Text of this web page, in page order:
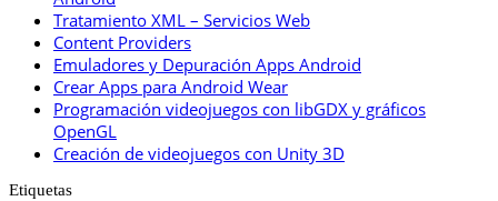
Tratamiento XML – Servicios Web
Content Providers
Emuladores y Depuración Apps Android
Crear Apps para Android Wear
Programación videojuegos con libGDX y gráficos
OpenGL
Creación de videojuegos con Unity 3D
Etiquetas